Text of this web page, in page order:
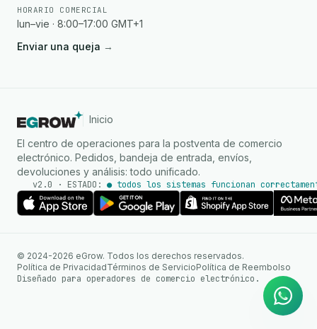
HORARIO COMERCIAL
lun–vie · 8:00–17:00 GMT+1
Enviar una queja →
Inicio
El centro de operaciones para la postventa de comercio
electrónico. Pedidos, bandeja de entrada, envíos,
devoluciones y análisis: todo unificado.
v2.0 · ESTADO: ● todos los sistemas funcionan
© 2024-2026 eGrow. Todos los derechos reservados.
Política de PrivacidadTérminos de ServicioPolítica de Reembolso
Diseñado para operadores de comercio electrónico.
WhatsApp